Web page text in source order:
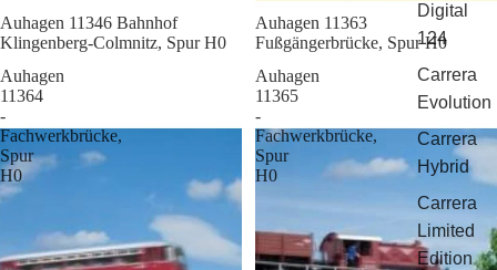
Digital
124
Carrera
Evolution
Carrera
Hybrid
Carrera
Limited
Edition
Sale
Auhagen 11346 Bahnhof
Klingenberg-Colmnitz, Spur H0
Sale
Auhagen 11363
Fußgängerbrücke, Spur H0
Auhagen
11364
-
Fachwerkbrücke,
Spur
H0
Auhagen
11365
-
Fachwerkbrücke,
Spur
H0